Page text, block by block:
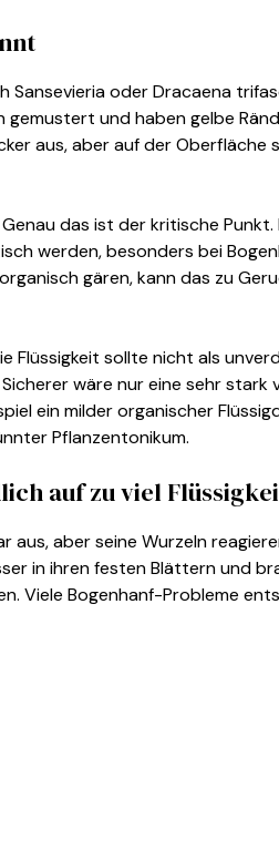
Sansevieria oder Dracaena
und haben gelbe
aus, aber auf der Oberfläche
das ist der kritische Punkt.
werden, besonders bei
gären, kann das zu
Flüssigkeit sollte nicht als
wäre nur eine sehr stark
ein milder organischer
Pflanzentonikum.
auf zu viel
aber seine Wurzeln
in ihren festen Blättern und
Viele Bogenhanf-Probleme